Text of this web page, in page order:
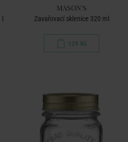
MASON'S
Zavařovací sklenice 320 ml
129 Kč